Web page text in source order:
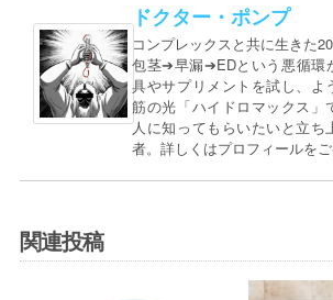
ドクター・ポンプ
コンプレックスと共に生きた
包茎➔早漏➔EDという悪循環
具やサプリメントを試し、よ
筋の光「ハイドロマックス」
人に知ってもらいたいと立ち
者。詳しくはプロフィールをご
関連投稿